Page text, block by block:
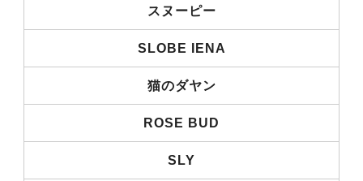
スヌーピー
SLOBE IENA
猫のダヤン
ROSE BUD
SLY